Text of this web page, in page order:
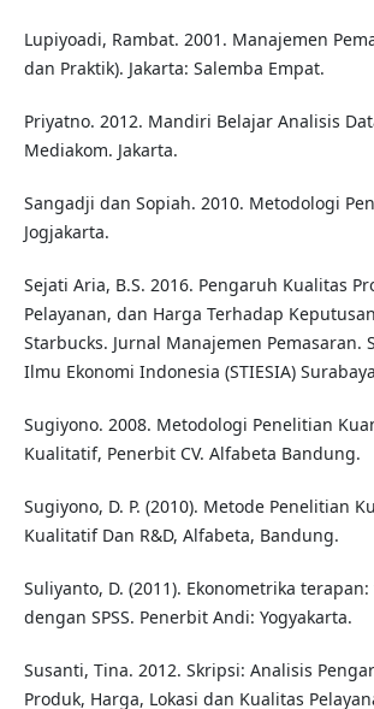
Lupiyoadi, Rambat. 2001. Manajemen
dan Praktik). Jakarta: Salemba Empat.
Priyatno. 2012. Mandiri Belajar Analisis
Mediakom. Jakarta.
Sangadji dan Sopiah. 2010. Metodologi
Jogjakarta.
Sejati Aria, B.S. 2016. Pengaruh Kualitas
Pelayanan, dan Harga Terhadap
Starbucks. Jurnal Manajemen Pemasaran.
Ilmu Ekonomi Indonesia (STIESIA)
Sugiyono. 2008. Metodologi Penelitian
Kualitatif, Penerbit CV. Alfabeta Bandung.
Sugiyono, D. P. (2010). Metode Penelitian
Kualitatif Dan R&D, Alfabeta, Bandung.
Suliyanto, D. (2011). Ekonometrika
dengan SPSS. Penerbit Andi: Yogyakarta.
Susanti, Tina. 2012. Skripsi: Analisis
Produk, Harga, Lokasi dan Kualitas